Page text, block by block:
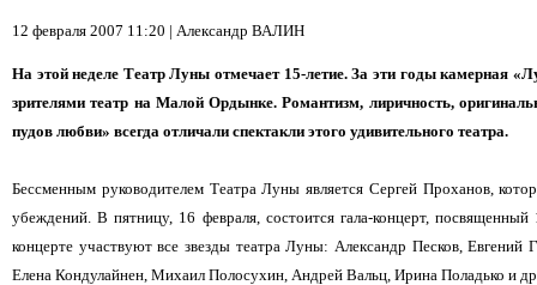
12 февраля 2007 11:20 | Александр ВАЛИН
На этой неделе Театр Луны отмечает 15-летие. За эти годы камерная
зрителями театр на Малой Ордынке. Романтизм, лиричность,
пудов любви» всегда отличали спектакли этого удивительного театра.
Бессменным руководителем Театра Луны является Сергей Проханов,
убеждений. В пятницу, 16 февраля, состоится гала-концерт,
концерте участвуют все звезды театра Луны: Александр Песков,
Елена Кондулайнен, Михаил Полосухин, Андрей Вальц, Ирина Поладько и